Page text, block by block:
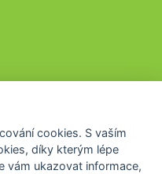
cookies. S vaším
díky kterým lépe
vám ukazovat informace,